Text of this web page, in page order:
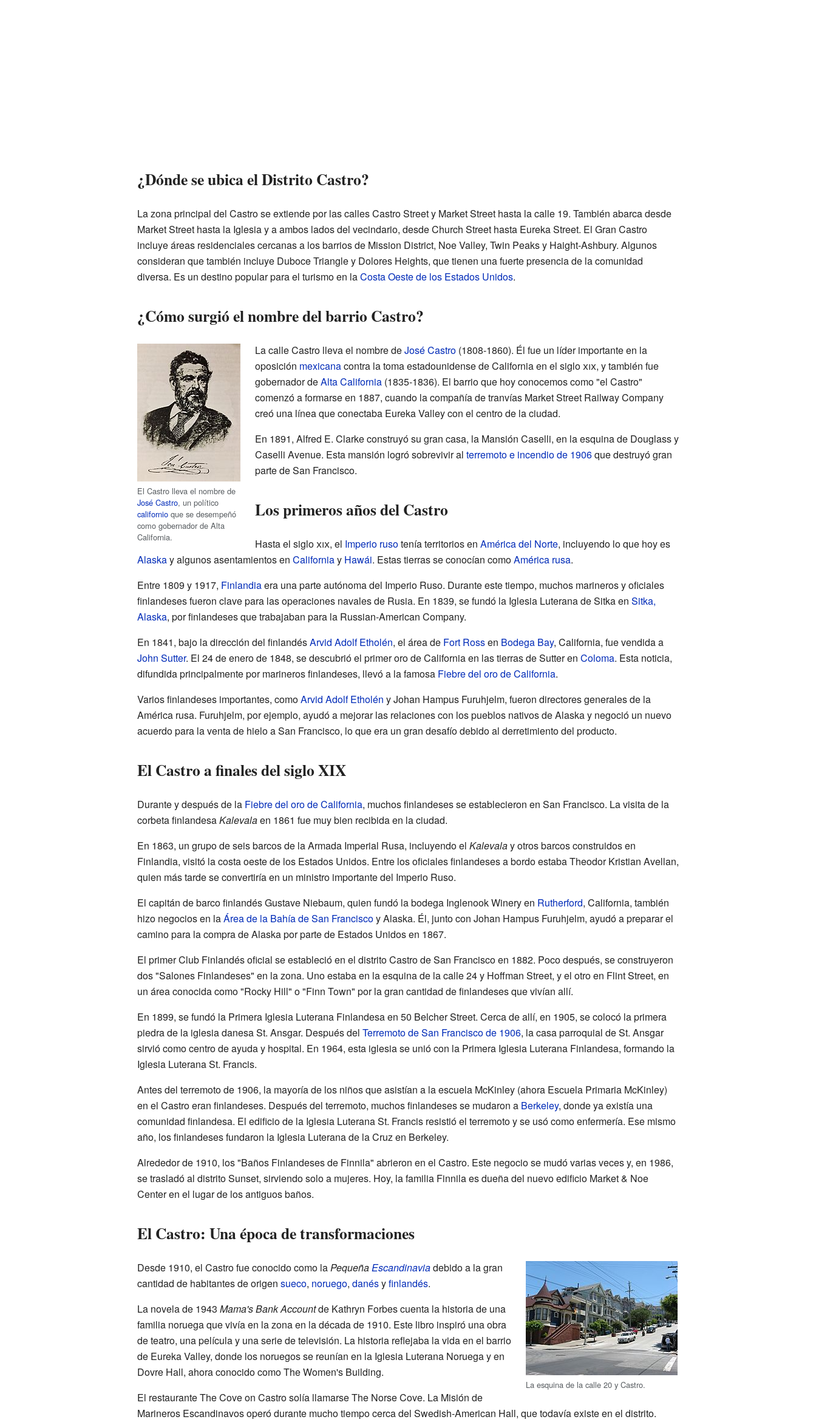
¿Dónde se ubica el Distrito Castro?
La zona principal del Castro se extiende por las calles Castro Street y Market Street hasta la calle 19. También abarca desde
Market Street hasta la Iglesia y a ambos lados del vecindario, desde Church Street hasta Eureka Street. El Gran Castro
incluye áreas residenciales cercanas a los barrios de Mission District, Noe Valley, Twin Peaks y Haight-Ashbury. Algunos
consideran que también incluye Duboce Triangle y Dolores Heights, que tienen una fuerte presencia de la comunidad
diversa. Es un destino popular para el turismo en laCosta Oeste de los Estados Unidos.
¿Cómo surgió el nombre del barrio Castro?
El Castro lleva el nombre de
José Castro, un político
californioque se desempeñó
como gobernador de Alta
California.
La calle Castro lleva el nombre deJosé Castro(1808-1860). Él fue un líder importante en la
oposición mexicanacontra la toma estadounidense de California en el sigloxix, y también fue
gobernador deAlta California(1835-1836). El barrio que hoy conocemos como "el Castro"
comenzó a formarse en 1887, cuando la compañía de tranvías Market Street Railway Company
creó una línea que conectaba Eureka Valley con el centro de la ciudad.
En 1891, Alfred E. Clarke construyó su gran casa, la Mansión Caselli, en la esquina de Douglass y
Caselli Avenue. Esta mansión logró sobrevivir al terremoto e incendio de 1906que destruyó gran
parte de San Francisco.
Los primeros años del Castro
Hasta el sigloxix, el Imperio rusotenía territorios en América del Norte, incluyendo lo que hoy es
Alaskay algunos asentamientos en Californiay Hawái. Estas tierras se conocían comoAmérica rusa.
Entre 1809 y 1917, Finlandiaera una parte autónoma del Imperio Ruso. Durante este tiempo, muchos marineros y oficiales
finlandeses fueron clave para las operaciones navales de Rusia. En 1839, se fundó la Iglesia Luterana de Sitka en Sitka,
Alaska, por finlandeses que trabajaban para la Russian-American Company.
En 1841, bajo la dirección del finlandésArvid Adolf Etholén, el área de Fort Rossen Bodega Bay, California, fue vendida a
John Sutter. El 24 de enero de 1848, se descubrió el primer oro de California en las tierras de Sutter en Coloma. Esta noticia,
difundida principalmente por marineros finlandeses, llevó a la famosa Fiebre del oro de California.
Varios finlandeses importantes, comoArvid Adolf Etholén y Johan Hampus Furuhjelm, fueron directores generales de la
América rusa. Furuhjelm, por ejemplo, ayudó a mejorar las relaciones con los pueblos nativos de Alaska y negoció un nuevo
acuerdo para la venta de hielo a San Francisco, lo que era un gran desafío debido al derretimiento del producto.
El Castro a finales del siglo XIX
Durante y después de la Fiebre del oro de California, muchos finlandeses se establecieron en San Francisco. La visita de la
corbeta finlandesaKalevalaen 1861 fue muy bien recibida en la ciudad.
En 1863, un grupo de seis barcos de la Armada Imperial Rusa, incluyendo el Kalevalay otros barcos construidos en
Finlandia, visitó la costa oeste de los Estados Unidos. Entre los oficiales finlandeses a bordo estaba Theodor Kristian Avellan,
quien más tarde se convertiría en un ministro importante del Imperio Ruso.
El capitán de barco finlandés Gustave Niebaum, quien fundó la bodega Inglenook Winery en Rutherford, California, también
hizo negocios en laÁrea de la Bahía de San Franciscoy Alaska. Él, junto con Johan Hampus Furuhjelm, ayudó a preparar el
camino para la compra de Alaska por parte de Estados Unidos en 1867.
El primer Club Finlandés oficial se estableció en el distrito Castro de San Francisco en 1882. Poco después, se construyeron
dos "Salones Finlandeses" en la zona. Uno estaba en la esquina de la calle 24 y Hoffman Street, y el otro en Flint Street, en
un área conocida como "Rocky Hill" o "Finn Town" por la gran cantidad de finlandeses que vivían allí.
En 1899, se fundó la Primera Iglesia Luterana Finlandesa en 50 Belcher Street. Cerca de allí, en 1905, se colocó la primera
piedra de la iglesia danesa St. Ansgar. Después del Terremoto de San Francisco de 1906, la casa parroquial de St. Ansgar
sirvió como centro de ayuda y hospital. En 1964, esta iglesia se unió con la Primera Iglesia Luterana Finlandesa, formando la
Iglesia Luterana St. Francis.
Antes del terremoto de 1906, la mayoría de los niños que asistían a la escuela McKinley (ahora Escuela Primaria McKinley)
en el Castro eran finlandeses. Después del terremoto, muchos finlandeses se mudaron a Berkeley, donde ya existía una
comunidad finlandesa. El edificio de la Iglesia Luterana St. Francis resistió el terremoto y se usó como enfermería. Ese mismo
año, los finlandeses fundaron la Iglesia Luterana de la Cruz en Berkeley.
Alrededor de 1910, los "Baños Finlandeses de Finnila" abrieron en el Castro. Este negocio se mudó varias veces y, en 1986,
se trasladó al distrito Sunset, sirviendo solo a mujeres. Hoy, la familia Finnila es dueña del nuevo edificio Market & Noe
Center en el lugar de los antiguos baños.
El Castro: Una época de transformaciones
La esquina de la calle 20 y Castro.
Desde 1910, el Castro fue conocido como laPequeñaEscandinaviadebido a la gran
cantidad de habitantes de origen sueco, noruego, danésyfinlandés.
La novela de 1943 Mama's Bank Accountde Kathryn Forbes cuenta la historia de una
familia noruega que vivía en la zona en la década de 1910. Este libro inspiró una obra
de teatro, una película y una serie de televisión. La historia reflejaba la vida en el barrio
de Eureka Valley, donde los noruegos se reunían en la Iglesia Luterana Noruega y en
Dovre Hall, ahora conocido como The Women's Building.
El restaurante The Cove on Castro solía llamarse The Norse Cove. La Misión de
Marineros Escandinavos operó durante mucho tiempo cerca del Swedish-American Hall, que todavía existe en el distrito.